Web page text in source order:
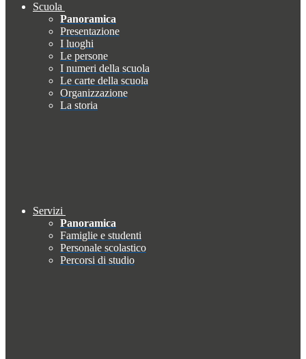
Scuola
Panoramica
Presentazione
I luoghi
Le persone
I numeri della scuola
Le carte della scuola
Organizzazione
La storia
Servizi
Panoramica
Famiglie e studenti
Personale scolastico
Percorsi di studio